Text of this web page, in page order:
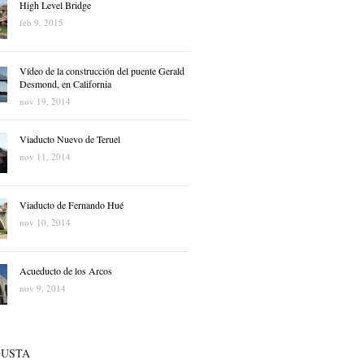
High Level Bridge
feb 9, 2015
Vídeo de la construcción del puente Gerald
Desmond, en California
nov 19, 2014
Viaducto Nuevo de Teruel
nov 11, 2014
Viaducto de Fernando Hué
nov 10, 2014
Acueducto de los Arcos
nov 9, 2014